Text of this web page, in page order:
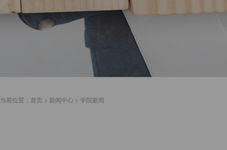
当前位置： 首页 > 新闻中心 > 学院新闻